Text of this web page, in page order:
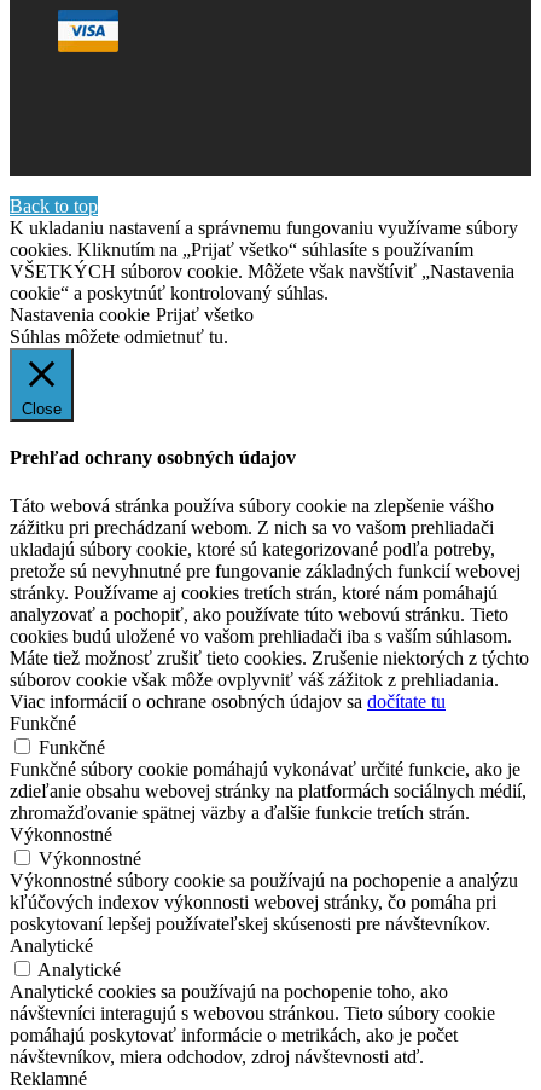
Back to top
K ukladaniu nastavení a správnemu fungovaniu využívame súbory
cookies. Kliknutím na „Prijať všetko“ súhlasíte s používaním
VŠETKÝCH súborov cookie. Môžete však navštíviť „Nastavenia
cookie“ a poskytnúť kontrolovaný súhlas.
Nastavenia cookie Prijať všetko
Súhlas môžete odmietnuť tu.
Close
Prehľad ochrany osobných údajov
Táto webová stránka používa súbory cookie na zlepšenie vášho
zážitku pri prechádzaní webom. Z nich sa vo vašom prehliadači
ukladajú súbory cookie, ktoré sú kategorizované podľa potreby,
pretože sú nevyhnutné pre fungovanie základných funkcií webovej
stránky. Používame aj cookies tretích strán, ktoré nám pomáhajú
analyzovať a pochopiť, ako používate túto webovú stránku. Tieto
cookies budú uložené vo vašom prehliadači iba s vaším súhlasom.
Máte tiež možnosť zrušiť tieto cookies. Zrušenie niektorých z týchto
súborov cookie však môže ovplyvniť váš zážitok z prehliadania.
Viac informácií o ochrane osobných údajov sa dočítate tu
Funkčné
Funkčné
Funkčné súbory cookie pomáhajú vykonávať určité funkcie, ako je
zdieľanie obsahu webovej stránky na platformách sociálnych médií,
zhromažďovanie spätnej väzby a ďalšie funkcie tretích strán.
Výkonnostné
Výkonnostné
Výkonnostné súbory cookie sa používajú na pochopenie a analýzu
kľúčových indexov výkonnosti webovej stránky, čo pomáha pri
poskytovaní lepšej používateľskej skúsenosti pre návštevníkov.
Analytické
Analytické
Analytické cookies sa používajú na pochopenie toho, ako
návštevníci interagujú s webovou stránkou. Tieto súbory cookie
pomáhajú poskytovať informácie o metrikách, ako je počet
návštevníkov, miera odchodov, zdroj návštevnosti atď.
Reklamné